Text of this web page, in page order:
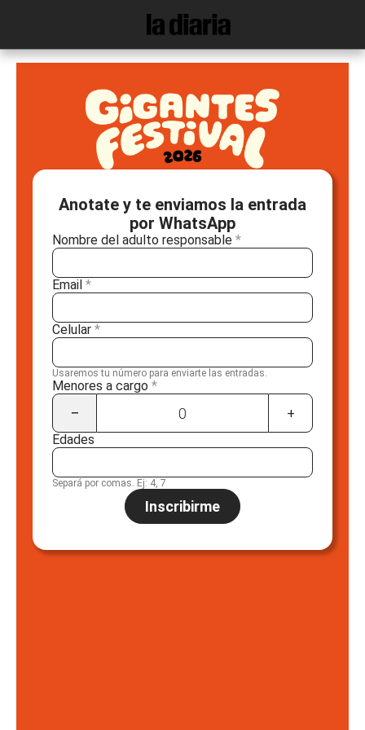
Anotate y te enviamos la entrada
por WhatsApp
Nombre del adulto responsable *
Email *
Celular *
Usaremos tu número para enviarte las entradas.
Menores a cargo *
− 0
+
Edades
Separá por comas. Ej: 4, 7
Inscribirme